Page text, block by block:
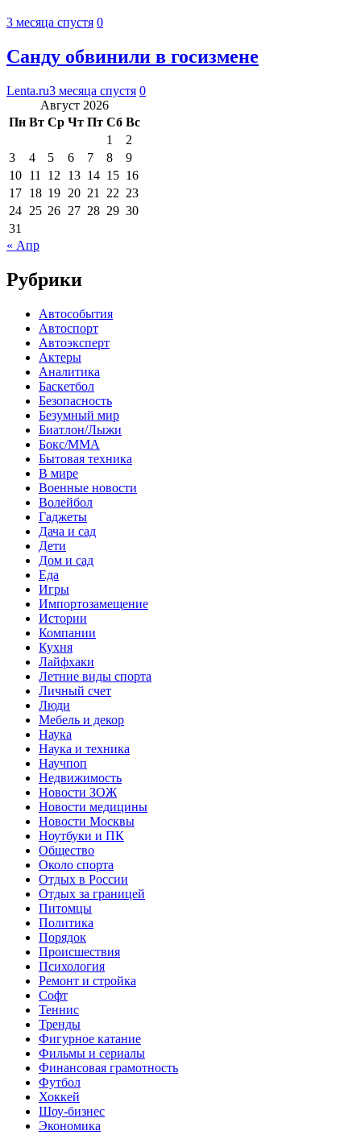
3 месяца спустя 0
Санду обвинили в госизмене
Lenta.ru3 месяца спустя 0
Август 2026
Пн Вт Ср Чт Пт Сб Вс
1
2
3
4 5 6 7 8
9
10 11 12 13 14 15 16
17 18 19 20 21 22 23
24 25 26 27 28 29 30
31
« Апр
Рубрики
Автособытия
Автоспорт
Автоэксперт
Актеры
Аналитика
Баскетбол
Безопасность
Безумный мир
Биатлон/Лыжи
Бокс/MMA
Бытовая техника
В мире
Военные новости
Волейбол
Гаджеты
Дача и сад
Дети
Дом и сад
Еда
Игры
Импортозамещение
Истории
Компании
Кухня
Лайфхаки
Летние виды спорта
Личный счет
Люди
Мебель и декор
Наука
Наука и техника
Научпоп
Недвижимость
Новости ЗОЖ
Новости медицины
Новости Москвы
Ноутбуки и ПК
Общество
Около спорта
Отдых в России
Отдых за границей
Питомцы
Политика
Порядок
Происшествия
Психология
Ремонт и стройка
Софт
Теннис
Тренды
Фигурное катание
Фильмы и сериалы
Финансовая грамотность
Футбол
Хоккей
Шоу-бизнес
Экономика